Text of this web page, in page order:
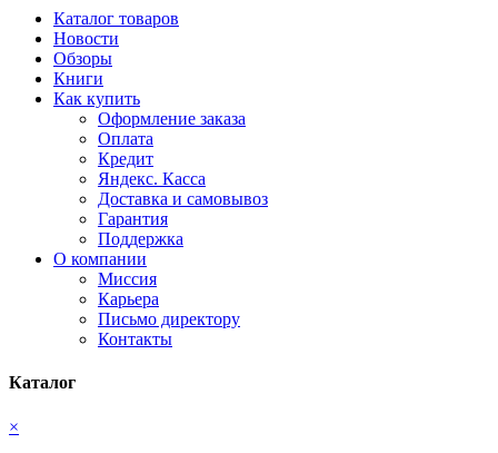
Каталог товаров
Новости
Обзоры
Книги
Как купить
Оформление заказа
Оплата
Кредит
Яндекс. Касса
Доставка и самовывоз
Гарантия
Поддержка
О компании
Миссия
Карьера
Письмо директору
Контакты
Каталог
×